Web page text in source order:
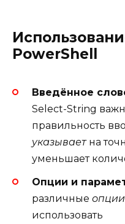
PowerShell
Введённое
Select-String
правильность
указываетна
уменьшает
Опции и
различные опции
использовать